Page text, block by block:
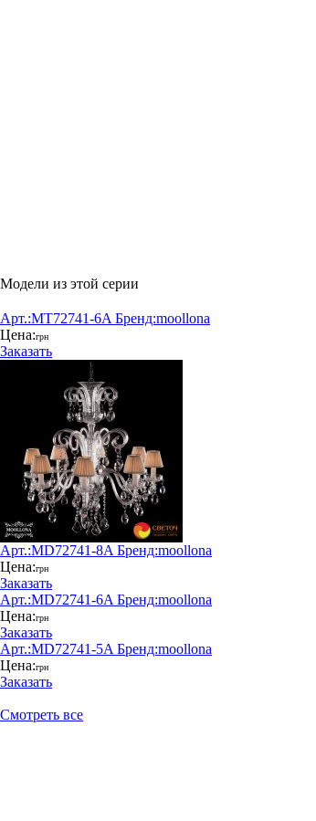
Модели из этой серии
Арт.:MT72741-6A Бренд:moollona
Цена:грн
Заказать
Арт.:MD72741-8A Бренд:moollona
Цена:грн
Заказать
Арт.:MD72741-6A Бренд:moollona
Цена:грн
Заказать
Арт.:MD72741-5A Бренд:moollona
Цена:грн
Заказать
Смотреть все